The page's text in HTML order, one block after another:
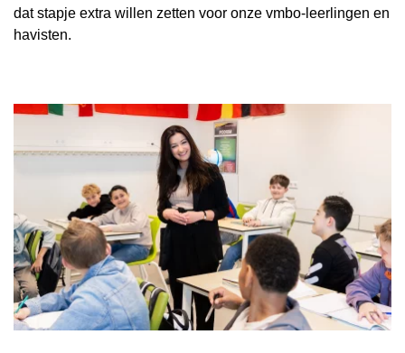
dat stapje extra willen zetten voor onze vmbo-leerlingen en
havisten.